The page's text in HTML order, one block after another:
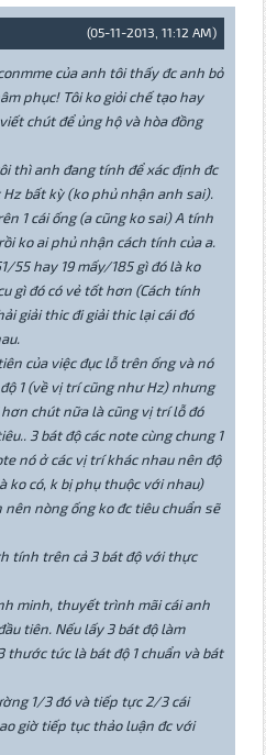
(05-11-2013, 11:12 AM)
của anh tôi thấy đc anh bỏ
phục! Tôi ko giỏi chế tạo hay
chút để ủng hộ và hòa đồng
thì anh đang tính để xác định đc
bất kỳ (ko phủ nhận anh sai).
1 cái ống (a cũng ko sai) A tính
ko ai phủ nhận cách tính của a.
55 hay 19 mấy/185 gì đó là ko
gì đó có vẻ tốt hơn (Cách tính
giải thic đi giải thic lại cái đó
của việc đục lỗ trên ống và nó
1 (về vị trí cũng như Hz) nhưng
chút nữa là cũng vị trí lỗ đó
3 bát độ các note cùng chung 1
nó ở các vị trí khác nhau nên độ
ko có, k bị phụ thuộc với nhau)
nòng ống ko đc tiêu chuẩn sẽ
tính trên cả 3 bát độ với thực
minh, thuyết trình mãi cái anh
tiên. Nếu lấy 3 bát độ làm
tức là bát độ 1 chuẩn và bát
1/3 đó và tiếp tực 2/3 cái
giờ tiếp tục thảo luận đc với